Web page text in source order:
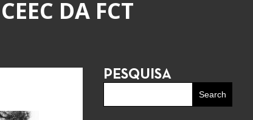
DA FCT
PESQUISA